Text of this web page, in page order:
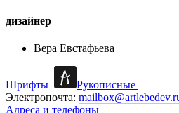
дизайнер
Вера Евстафьева
Шрифты
Рукописные
Электропочта:
Адреса и телефоны